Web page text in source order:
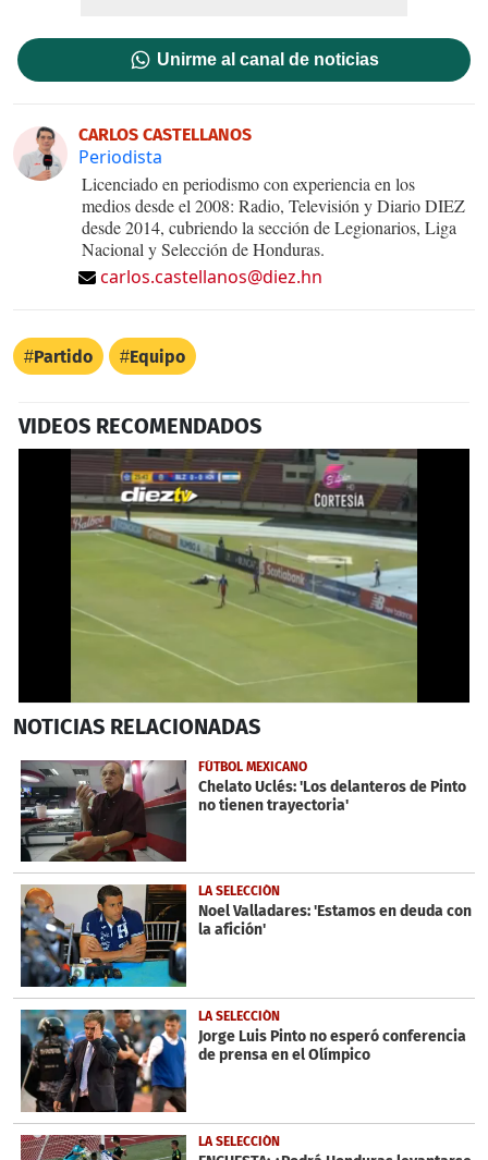
Unirme al canal de noticias
CARLOS CASTELLANOS
Periodista
Licenciado en periodismo con experiencia en los
medios desde el 2008: Radio, Televisión y Diario DIEZ
desde 2014, cubriendo la sección de Legionarios, Liga
Nacional y Selección de Honduras.
carlos.castellanos@diez.hn
Partido Equipo
VIDEOS RECOMENDADOS
second
1
minute,
43
seconds
NOTICIAS RELACIONADAS
FÚTBOL MEXICANO
Chelato Uclés: 'Los delanteros de Pinto
no tienen trayectoria'
LA SELECCIÓN
Noel Valladares: 'Estamos en deuda con
la afición'
LA SELECCIÓN
Jorge Luis Pinto no esperó conferencia
de prensa en el Olímpico
LA SELECCIÓN